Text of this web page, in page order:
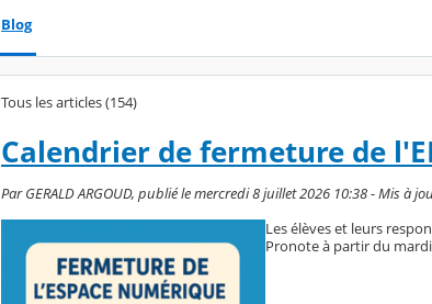
Blog
Tous les articles (154)
Calendrier de fermeture de
Par GERALD ARGOUD, publié le mercredi 8 juillet 2026 10:38 - Mis à
Les élèves et leurs
Pronote à partir du